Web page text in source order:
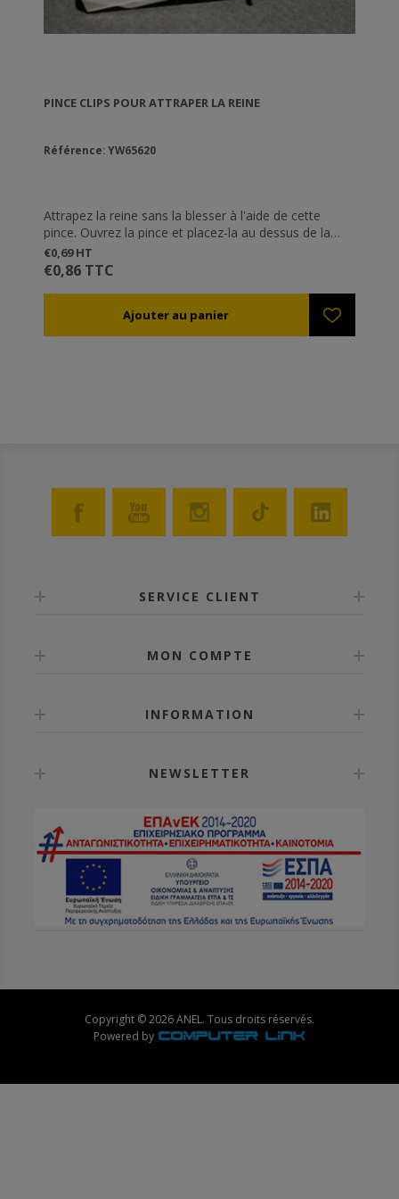
PINCE CLIPS POUR ATTRAPER LA REINE
Référence: YW65620
Attrapez la reine sans la blesser à l'aide de cette
pince. Ouvrez la pince et placez-la au dessus de la
reine. Quand la pince se ferme, les abeilles passent à
travers les fentes mais la reine reste enfermée.
€0,69 HT
€0,86 TTC
SERVICE CLIENT
MON COMPTE
INFORMATION
NEWSLETTER
Copyright © 2026 ANEL. Tous droits réservés.
Powered by